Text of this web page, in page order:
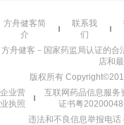
方舟健客简
介
联系我
们
方舟健客－国家药监局认证的合
店和
版权所有
企业营
业执照
互联网药品信息服务
证书粤20200048
违法和不良信息举报电